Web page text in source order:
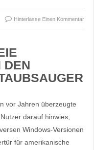
Hinterlasse Einen Kommentar
DEN
vor Jahren überzeugte
darauf hinwies,
Windows-Versionen
für amerikanische